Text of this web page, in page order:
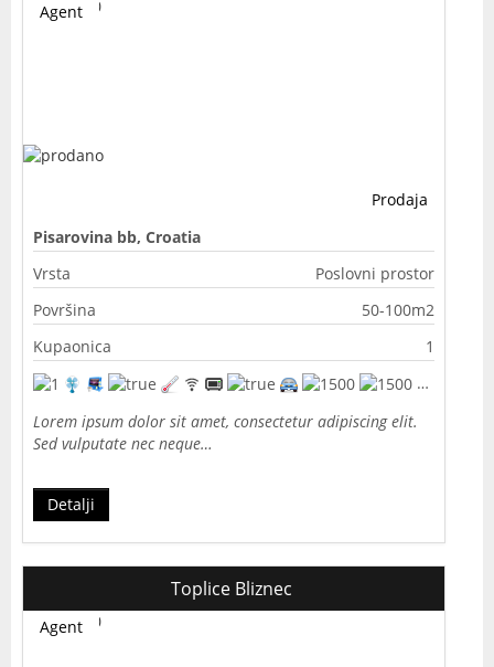
Prodaja
Agent
Pisarovina bb, Croatia
Vrsta
Poslovni prostor
Površina
50-100m2
Kupaonica
1
Lorem ipsum dolor sit amet, consectetur adipiscing elit.
Sed vulputate nec neque…
Detalji
Toplice Bliznec
Agent